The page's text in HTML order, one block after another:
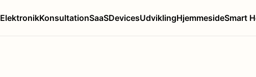
ElektronikKonsultationSaaSDevicesUdviklingHjemmesideSmart